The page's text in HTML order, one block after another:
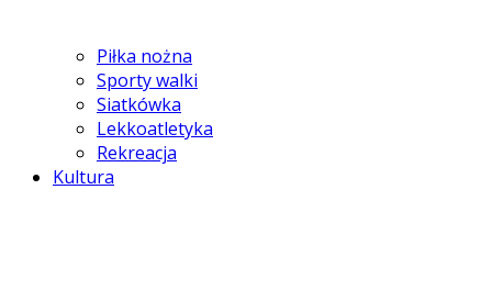
Piłka nożna
Sporty walki
Siatkówka
Lekkoatletyka
Rekreacja
Kultura